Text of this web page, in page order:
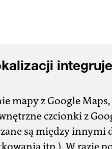
mapy z Google
czcionki z
są między